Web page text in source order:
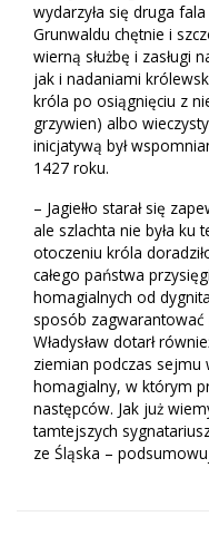
wydarzyła się druga
Grunwaldu chętnie i
wierną służbę i zasługi
jak i nadaniami
króla po osiągnięciu z
grzywien) albo
inicjatywą był
1427 roku.
– Jagiełło starał się
ale szlachta nie była ku
otoczeniu króla
całego państwa
homagialnych od
sposób zagwarantować
Władysław dotarł
ziemian podczas sejmu
homagialny, w którym
następców. Jak już
tamtejszych
ze Śląska –